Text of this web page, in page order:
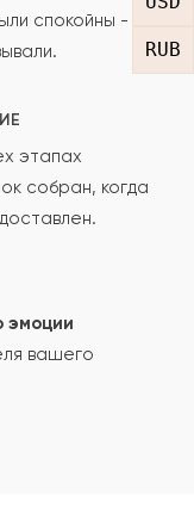
RUB
проверки.
спокойны -
этапах
собран, когда
эмоции
вашего